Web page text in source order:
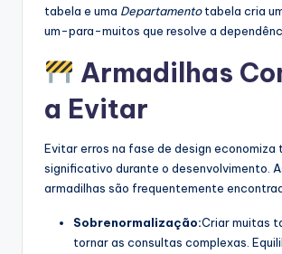
tabela e uma Departamentotabela cria
um-para-muitos que resolve a
Armadilhas
a Evitar
Evitar erros na fase de design economiza
significativo durante o desenvolvimento.
armadilhas são frequentemente
Sobrenormalização:Criar muitas
tornar as consultas complexas.